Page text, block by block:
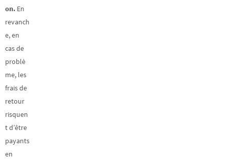
on. En
revanch
e, en
cas de
problè
me, les
frais de
retour
risquen
t d’être
payants
en